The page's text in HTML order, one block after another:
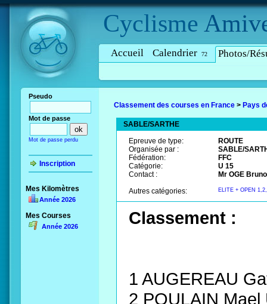
Cyclisme
Accueil Calendrier 72 Photos/
Pseudo
Mot de passe
Mot de passe perdu
Inscription
Mes Kilomètres
Année 2026
Mes Courses
Année 2026
Classement des courses en France > Pays
SABLE/SARTHE
Epreuve de type:
ROUTE
Organisée par :
SABLE/
Fédération:
FFC
Catégorie:
U 15
Contact :
Mr OGE
Autres catégories:
ELITE + OPEN
Classement :
1 AUGEREAU
2 POULAIN